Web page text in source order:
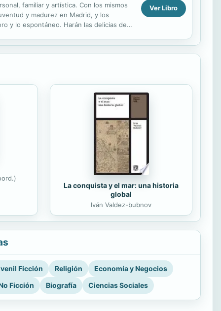
familiar y artística. Con los mismos
y madurez en Madrid, y los
y lo espontáneo. Harán las delicias de
Ver Libro
La conquista y el mar: una historia
global
Iván Valdez-bubnov
Ficción Religión
Economía y Negocios
Ficción
Biografía Ciencias Sociales